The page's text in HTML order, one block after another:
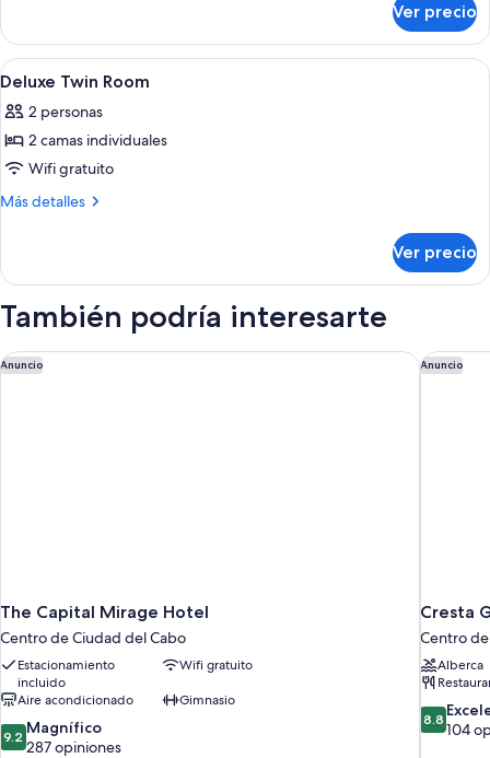
Twin
Room
Ver precio
Abrir
todas
las
fotos
de
Deluxe
Baño | Tina con regadera, secadora
1
Deluxe Twin Room
2 personas
2 camas individuales
Wifi gratuito
Más detalles
Más
Twin
Ver precio
También podría interesarte
Anuncio
The Capital Mirage Hotel
Centro de Ciudad del Cabo
Estacionamiento
incluido
Wifi gratuito
Aire acondicionado
Gimnasio
9.2
de
9.2 Magnífico
287 opiniones
The Capital Mirage Hotel Anuncio
Cresta
Centro
Alberca
8.8
de
8.8
104
Cresta